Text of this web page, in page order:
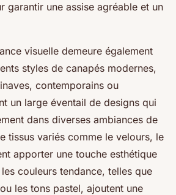
garantir une assise agréable et un
visuelle demeure également
styles de canapés modernes,
contemporains ou
un large éventail de designs qui
dans diverses ambiances de
tissus variés comme le velours, le
apporter une touche esthétique
couleurs tendance, telles que
les tons pastel, ajoutent une